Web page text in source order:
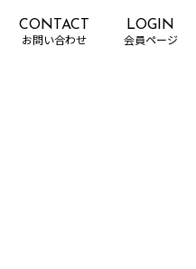
CONTACT LOGIN